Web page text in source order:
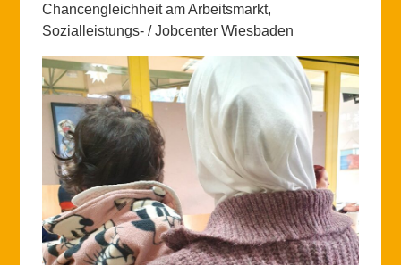
Chancengleichheit am Arbeitsmarkt,
Sozialleistungs- / Jobcenter Wiesbaden